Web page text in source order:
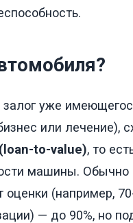
уже
или лечение),
to-value), то
машины. Обычно
оценки (например,
— до 90%, но